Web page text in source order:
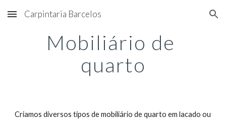
Skip to main content Skip to navigation
Carpintaria Barcelos
Mobiliário de
quarto
Criamos diversos tipos de mobiliário de quarto em lacado ou